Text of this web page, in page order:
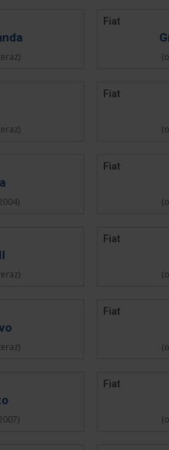
Fiat
Fiat
Fiat
Fiat
Fiat
Fiat